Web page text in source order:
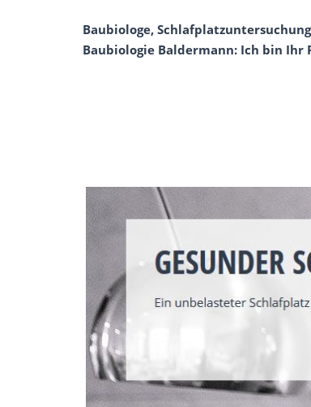
Baubiologe,
Baubiologie Baldermann: Ich bin Ihr